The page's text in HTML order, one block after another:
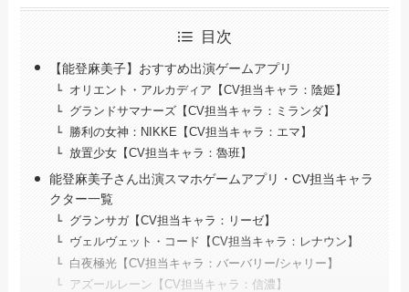
目次
【能登麻美子】おすすめ出演ゲームアプリ
オリエント・アルカディア【CV担当キャラ：陰姫】
グランドサマナーズ【CV担当キャラ：ミランダ】
勝利の女神：NIKKE【CV担当キャラ：エマ】
放置少女【CV担当キャラ：魯班】
能登麻美子さん出演スマホゲームアプリ・CV担当キャラ
クター一覧
グランサガ【CV担当キャラ：リーゼ】
ヴェルヴェット・コード【CV担当キャラ：レナウン】
白夜極光【CV担当キャラ：バーバリー/シャリー】
アズールレーン【CV担当キャラ：信濃】